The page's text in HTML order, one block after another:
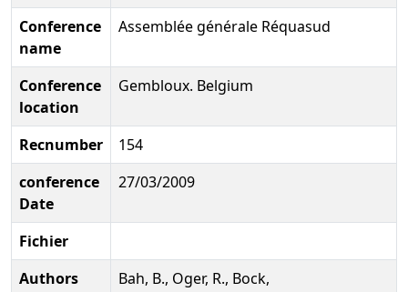
Conference
name
Assemblée générale Réquasud
Conference
location
Gembloux. Belgium
Recnumber
154
conference
Date
27/03/2009
Fichier
Authors
Bah, B., Oger, R., Bock,